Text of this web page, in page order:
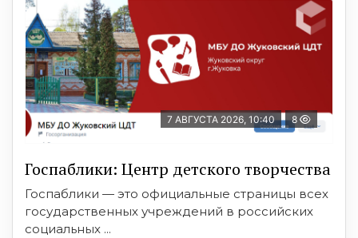
7 АВГУСТА 2026, 10:40 8
Госпаблики: Центр детского творчества
Госпаблики — это официальные страницы всех
государственных учреждений в российских
социальных ...